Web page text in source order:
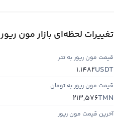
تغییرات لحظه‌ای بازار مون ریور
قیمت مون ریور به تتر
USDT
1.1482
قیمت مون ریور به تومان
TMN
213,576
آخرین قیمت مون ریور